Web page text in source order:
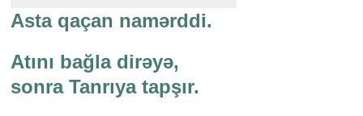
Asta qaçan namərddi.
Atını bağla dirəyə,
sonra Tanrıya tapşır.